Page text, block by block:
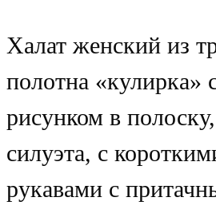
Халат женский из
полотна «кулирка»
рисунком в
силуэта, с
рукавами с